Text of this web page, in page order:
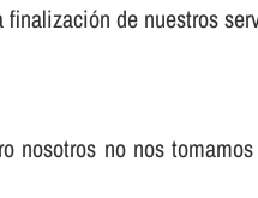
de nuestros
no nos